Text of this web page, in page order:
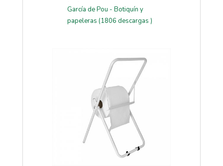
García de Pou - Botiquín y
papeleras (1806 descargas )